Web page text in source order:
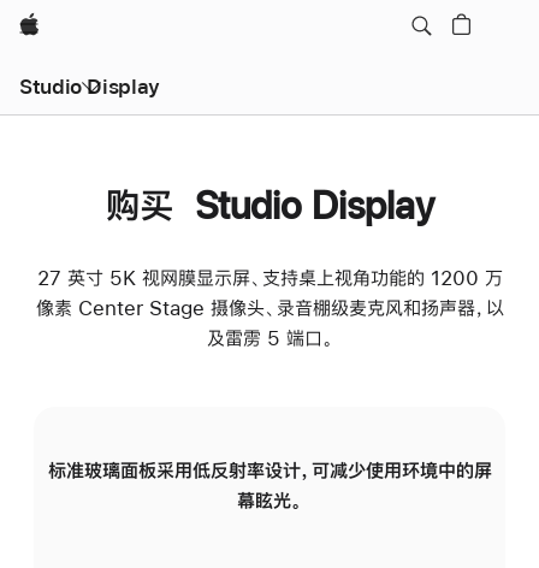
Apple
Studio Display
购买 Studio Display
27 英寸 5K 视网膜显示屏、支持桌上视角功能的 1200 万
像素 Center Stage 摄像头、录音棚级麦克风和扬声器，以
及雷雳 5 端口。
标准玻璃面板采用低反射率设计，可减少使用环境中的屏
幕眩光。